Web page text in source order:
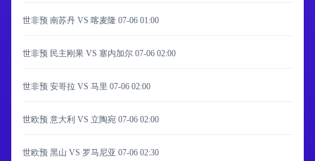
世非预 南苏丹 VS 喀麦隆 07-06 01:00
世非预 民主刚果 VS 塞内加尔 07-06 02:00
世非预 安哥拉 VS 马里 07-06 02:00
世欧预 意大利 VS 立陶宛 07-06 02:00
世欧预 黑山 VS 罗马尼亚 07-06 02:30